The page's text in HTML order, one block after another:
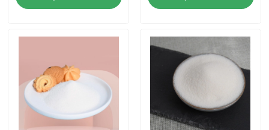
गुणवत्ता नियंत्रण
समाचार
एक उद्धरण का अनुरोध करें